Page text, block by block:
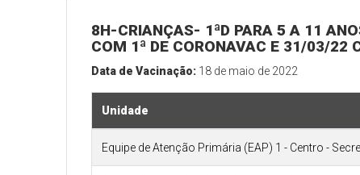
8H-CRIANÇAS- 1ªD PARA 5 A 11
COM 1ª DE CORONAVAC E 31/03/22
Data de Vacinação: 18 de maio de 2022
Unidade
Equipe de Atenção Primária (EAP) 1 - Centro -